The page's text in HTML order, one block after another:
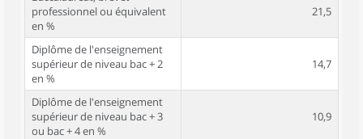
professionnel ou équivalent
en %
21,5
Diplôme de l'enseignement
supérieur de niveau bac + 2
en %
14,7
Diplôme de l'enseignement
supérieur de niveau bac + 3
ou bac + 4 en %
10,9